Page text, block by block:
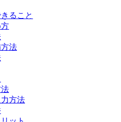
ること
法
方法